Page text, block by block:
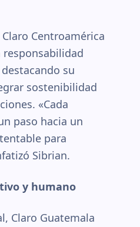
Centroamérica
su
sostenibilidad
«Cada
paso hacia un
para
Sibrian.
y humano
Claro Guatemala